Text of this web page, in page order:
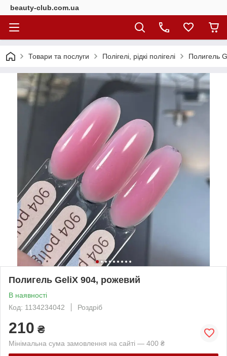
beauty-club.com.ua
Товари та послуги Полігелі, рідкі полігелі Полигель
Полигель GeliX 904, рожевий
В наявності
Код: 1134234042
Роздріб
210 ₴
Мінімальна сума замовлення на сайті — 400 ₴